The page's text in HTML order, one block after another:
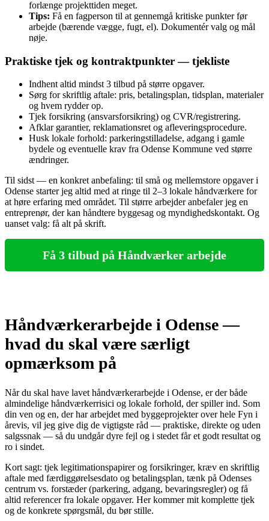
forlænge projekttiden meget.
Tips: Få en fagperson til at gennemgå kritiske punkter før
arbejde (bærende vægge, fugt, el). Dokumentér valg og mål
nøje.
Praktiske tjek og kontraktpunkter — tjekliste
Indhent altid mindst 3 tilbud på større opgaver.
Sørg for skriftlig aftale: pris, betalingsplan, tidsplan, materialer
og hvem rydder op.
Tjek forsikring (ansvarsforsikring) og CVR/registrering.
Afklar garantier, reklamationsret og afleveringsprocedure.
Husk lokale forhold: parkeringstilladelse, adgang i gamle
bydele og eventuelle krav fra Odense Kommune ved større
ændringer.
Til sidst — en konkret anbefaling: til små og mellemstore opgaver i
Odense starter jeg altid med at ringe til 2–3 lokale håndværkere for
at høre erfaring med området. Til større arbejder anbefaler jeg en
entreprenør, der kan håndtere byggesag og myndighedskontakt. Og
uanset valg: få alt på skrift.
Få 3 tilbud på Håndværker arbejde
Håndværkerarbejde i Odense —
hvad du skal være særligt
opmærksom på
Når du skal have lavet håndværkerarbejde i Odense, er der både
almindelige håndværkerrisici og lokale forhold, der spiller ind. Som
din ven og en, der har arbejdet med byggeprojekter over hele Fyn i
årevis, vil jeg give dig de vigtigste råd — praktiske, direkte og uden
salgssnak — så du undgår dyre fejl og i stedet får et godt resultat og
ro i sindet.
Kort sagt: tjek legitimationspapirer og forsikringer, kræv en skriftlig
aftale med færdiggørelsesdato og betalingsplan, tænk på Odenses
centrum vs. forstæder (parkering, adgang, bevaringsregler) og få
altid referencer fra lokale opgaver. Her kommer mit komplette tjek
og de konkrete spørgsmål, du bør stille.